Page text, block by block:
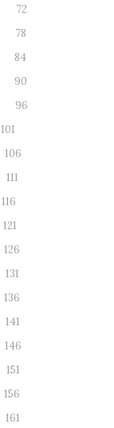
72
78
84
90
96
101
106
111
116
121
126
131
136
141
146
151
156
161